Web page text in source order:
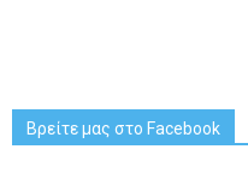
Βρείτε μας στο Facebook